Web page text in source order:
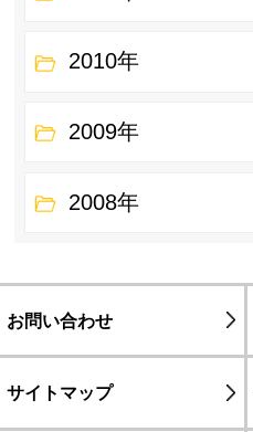
2010年
2009年
2008年
お問い合わせ
サイトマップ